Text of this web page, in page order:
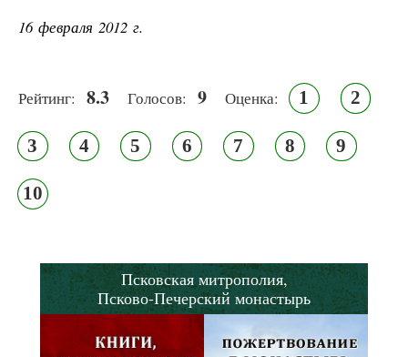
16 февраля 2012 г.
Рейтинг: 8.3 Голосов: 9 Оценка: 1 2
3 4 5 6 7 8 9
10
Псковская митрополия,
Псково-Печерский монастырь